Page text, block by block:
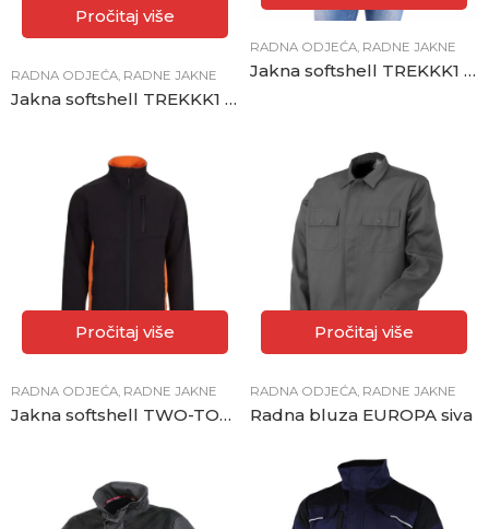
Pročitaj više
RADNA ODJEĆA, RADNE JAKNE
Jakna softshell TREKKK1 crna
RADNA ODJEĆA, RADNE JAKNE
Jakna softshell TREKKK1 crvena
Pročitaj više
RADNA ODJEĆA, RADNE JAKNE
Jakna softshell TWO-TONE
Pročitaj više
RADNA ODJEĆA, RADNE JAKNE
Radna bluza EUROPA siva